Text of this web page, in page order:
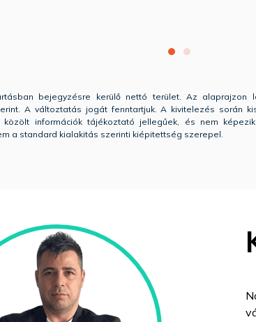
bejegyzésre kerülő nettó terület. Az alaprajzon
A változtatás jogát fenntartjuk. A kivitelezés során
közölt információk tájékoztató jellegűek, és nem
a standard kialakitás szerinti kiépitettség szerepel.